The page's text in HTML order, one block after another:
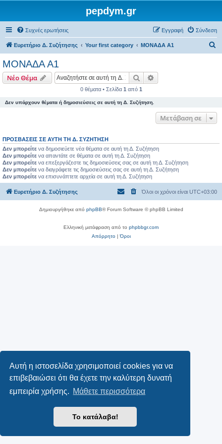
Αυτή η ιστοσελίδα χρησιμοποιεί cookies για να
επιβεβαιώσει ότι θα έχετε την καλύτερη δυνατή
εμπειρία χρήσης. Μάθετε περισσότερα
Το κατάλαβα!
pepdym.gr
Συχνές ερωτήσεις Σύνδεση
Εγγραφή
Ευρετήριο Δ. Συζήτησης Your first category ΜΟΝΑΔΑ Α1
ΜΟΝΑΔΑ Α1
Νέο Θέμα Αναζήτηση
0 θέματα • Σελίδα 1 από 1
Δεν υπάρχουν θέματα ή δημοσιεύσεις σε αυτή τη Δ. Συζήτηση.
Μετάβαση σε
ΠΡΟΣΒΆΣΕΙΣ ΣΕ ΑΥΤΉ ΤΗ Δ. ΣΥΖΉΤΗΣΗ
Δεν μπορείτε να δημοσιεύετε νέα θέματα σε αυτή τη Δ. Συζήτηση
Δεν μπορείτε να απαντάτε σε θέματα σε αυτή τη Δ. Συζήτηση
Δεν μπορείτε να επεξεργάζεστε τις δημοσιεύσεις σας σε αυτή τη Δ. Συζήτηση
Δεν μπορείτε να διαγράφετε τις δημοσιεύσεις σας σε αυτή τη Δ. Συζήτηση
Δεν μπορείτε να επισυνάπτετε αρχεία σε αυτή τη Δ. Συζήτηση
Ευρετήριο Δ. Συζήτησης Όλοι οι χρόνοι είναι UTC+03:00
Δημιουργήθηκε από phpBB® Forum Software © phpBB Limited
Ελληνική μετάφραση από το phpbbgr.com
Απόρρητο|Όροι